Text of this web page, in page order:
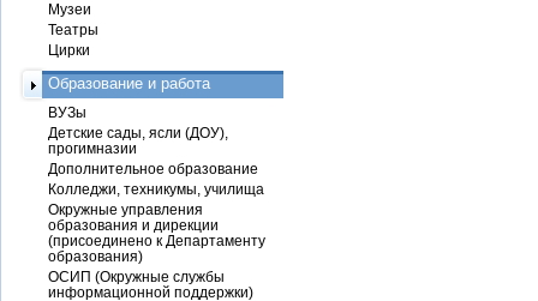
Музеи
Театры
Цирки
Образование и работа
ВУЗы
Детские сады, ясли (ДОУ),
прогимназии
Дополнительное образование
Колледжи, техникумы, училища
Окружные управления
образования и дирекции
(присоединено к Департаменту
образования)
ОСИП (Окружные службы
информационной поддержки)